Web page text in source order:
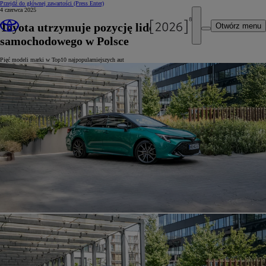
Przejdź do głównej zawartości (Press Enter)
Otwórz menu
4 czerwca 2025
Toyota utrzymuje pozycję lidera rynku
samochodowego w Polsce
Pięć modeli marki w Top10 najpopularniejszych aut